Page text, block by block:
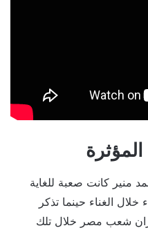
منير كانت صعبة للغاية
الغناء حينما تذكر
شعب مصر خلال تلك